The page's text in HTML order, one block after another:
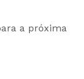
a próxima